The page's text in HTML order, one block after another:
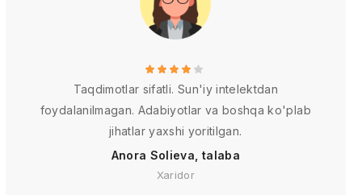
Taqdimotlar sifatli. Sun'iy intelektdan
foydalanilmagan. Adabiyotlar va boshqa ko'plab
jihatlar yaxshi yoritilgan.
Anora Solieva, talaba
Xaridor